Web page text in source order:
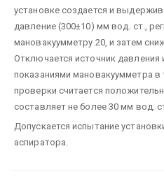
установке создается и
давление (300±10) мм вод. ст.,
мановакуумметру 20, и затем
Отключается источник давления
показаниями мановакуумметра в
проверки считается
составляет не более 30 мм вод.
Допускается испытание
аспиратора.